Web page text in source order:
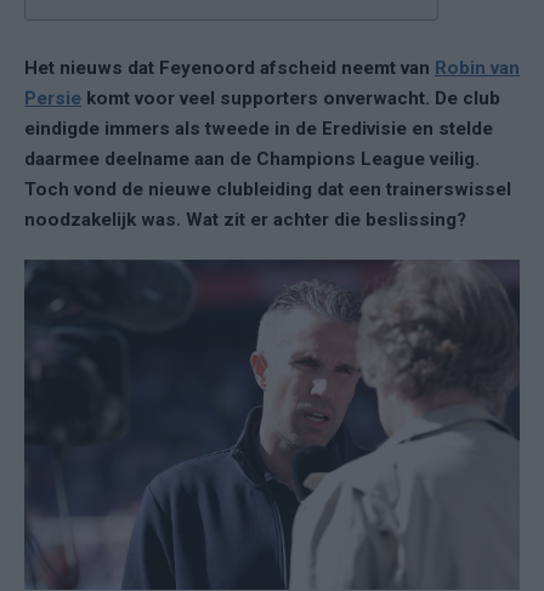
Het nieuws dat Feyenoord afscheid neemt van Robin van
Persie komt voor veel supporters onverwacht. De club
eindigde immers als tweede in de Eredivisie en stelde
daarmee deelname aan de Champions League veilig.
Toch vond de nieuwe clubleiding dat een trainerswissel
noodzakelijk was. Wat zit er achter die beslissing?